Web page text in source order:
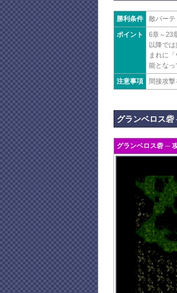
勝利条件 敵パー
ポイント
6章～23
以降で
まれに
能となっ
注意事項 間接攻
グランベロス砦
グランベロス砦 ─